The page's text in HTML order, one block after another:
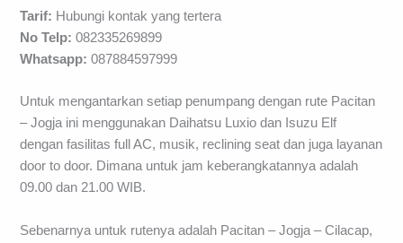
Tarif: Hubungi kontak yang tertera
No Telp: 082335269899
Whatsapp: 087884597999
Untuk mengantarkan setiap penumpang dengan rute Pacitan
– Jogja ini menggunakan Daihatsu Luxio dan Isuzu Elf
dengan fasilitas full AC, musik, reclining seat dan juga layanan
door to door. Dimana untuk jam keberangkatannya adalah
09.00 dan 21.00 WIB.
Sebenarnya untuk rutenya adalah Pacitan – Jogja – Cilacap,